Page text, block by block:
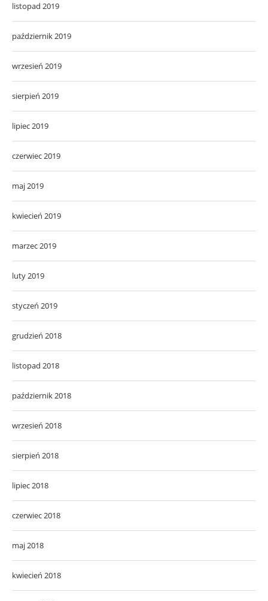
listopad 2019
październik 2019
wrzesień 2019
sierpień 2019
lipiec 2019
czerwiec 2019
maj 2019
kwiecień 2019
marzec 2019
luty 2019
styczeń 2019
grudzień 2018
listopad 2018
październik 2018
wrzesień 2018
sierpień 2018
lipiec 2018
czerwiec 2018
maj 2018
kwiecień 2018